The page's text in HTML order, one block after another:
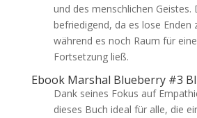
und des menschlichen Geistes.
befriedigend, da es lose Enden
während es noch Raum für
Fortsetzung ließ.
Ebook Marshal Blueberry #3
Dank seines Fokus auf
dieses Buch ideal für alle, die